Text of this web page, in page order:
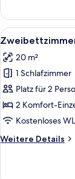
Nichtraucher
Alle
Fotos
für
Raucher
(Only
E-
Allowed)
2
20 m²
1 Schlafzimmer
Platz für 2
2 Komfort-
Kostenloses
Weitere Details
Weitere